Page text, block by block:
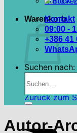
Warenkorb
Es befinden
Zurück zum
Kontakt
09:00 -
+386 41
Suchen nach:
Autor-